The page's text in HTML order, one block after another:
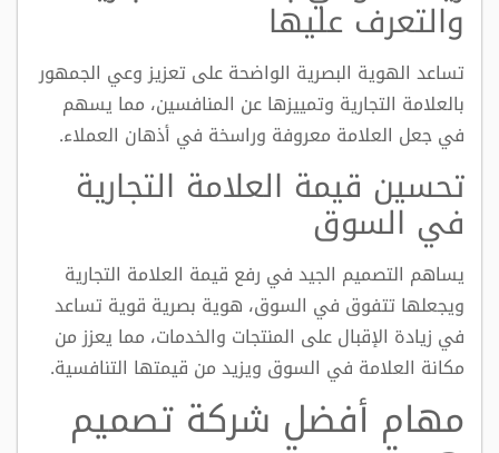
والتعرف عليها
تساعد الهوية البصرية الواضحة على تعزيز وعي الجمهور
بالعلامة التجارية وتمييزها عن المنافسين، مما يسهم
في جعل العلامة معروفة وراسخة في أذهان العملاء.
تحسين قيمة العلامة التجارية
في السوق
يساهم التصميم الجيد في رفع قيمة العلامة التجارية
ويجعلها تتفوق في السوق، هوية بصرية قوية تساعد
في زيادة الإقبال على المنتجات والخدمات، مما يعزز من
مكانة العلامة في السوق ويزيد من قيمتها التنافسية.
مهام أفضل شركة تصميم